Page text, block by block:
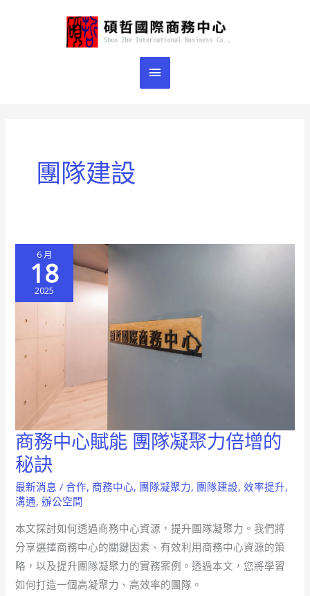
主
要
選
團隊建設
6 月
18
2025
商務中心賦能 團隊凝聚力倍增的
秘訣
最新消息 /合作, 商務中心, 團隊凝聚力, 團隊建設,效率提升,
溝通,辦公空間
本文探討如何透過商務中心資源，提升團隊凝聚力。我們將
分享選擇商務中心的關鍵因素、有效利用商務中心資源的策
略，以及提升團隊凝聚力的實務案例。透過本文，您將學習
如何打造一個高凝聚力、高效率的團隊。
商
務
中
心
能
團
隊
凝